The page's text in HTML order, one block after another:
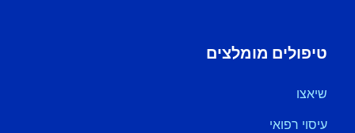
טיפולים מומלצים
שיאצו
עיסוי רפואי